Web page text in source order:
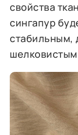
свойства
сингапур
стабильным,